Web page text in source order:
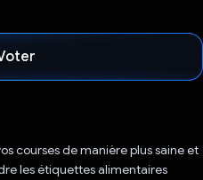
courses de manière plus saine et
les étiquettes alimentaires